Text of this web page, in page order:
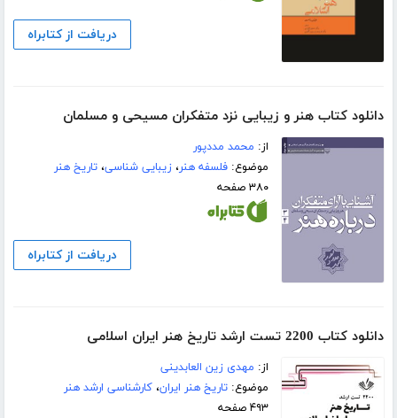
دریافت از کتابراه
دانلود کتاب هنر و زیبایی نزد متفکران مسیحی و مسلمان
از: محمد مددپور
موضوع:فلسفه هنر،زیبایی شناسی،تاریخ هنر
۳۸۰ صفحه
دریافت از کتابراه
دانلود کتاب 2200 تست ارشد تاریخ هنر ایران اسلامی
از: مهدی زین العابدینی
موضوع:تاریخ هنر ایران،کارشناسی ارشد هنر
۴۹۳ صفحه